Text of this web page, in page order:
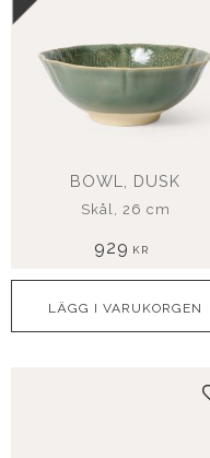
BOWL, DUSK
Skål, 26 cm
929 KR